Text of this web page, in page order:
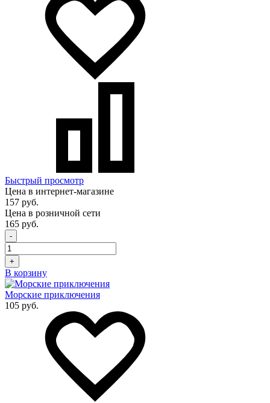
Быстрый просмотр
Цена в интернет-магазине
157 руб.
Цена в розничной сети
165 руб.
-
+
В корзину
Морские приключения
105 руб.